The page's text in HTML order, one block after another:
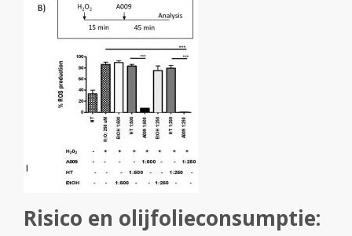
Risico en olijfolieconsumptie: